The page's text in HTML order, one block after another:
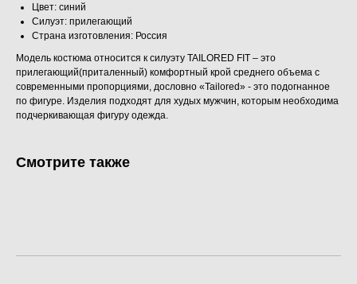
Цвет: синий
Силуэт: прилегающий
Страна изготовления: Россия
Модель костюма относится к силуэту TAILORED FIT – это
прилегающий(приталенный) комфортный крой среднего объема с
современными пропорциями, дословно «Tailored» - это подогнанное
по фигуре. Изделия подходят для худых мужчин, которым необходима
подчеркивающая фигуру одежда.
Смотрите также